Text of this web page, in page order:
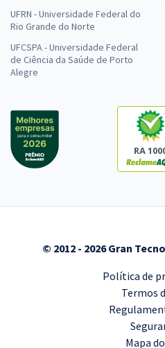
UFRN - Universidade Federal do
Rio Grande do Norte
UFCSPA - Universidade Federal
de Ciência da Saúde de Porto
Alegre
RA
© 2012 - 2026 Gran
Política de
Termos
Mapa